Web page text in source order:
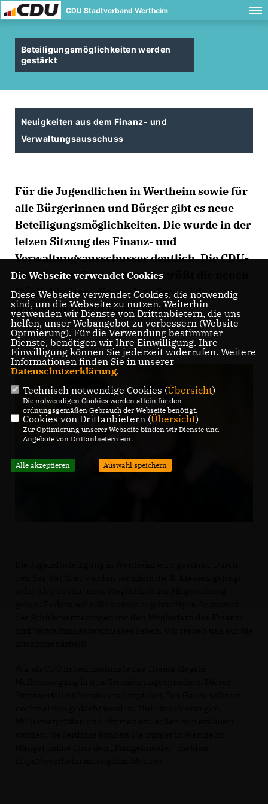
CDU Stadtverband Wertheim
Beteiligungsmöglichkeiten werden
gestärkt
Neuigkeiten aus dem Finanz- und
Verwaltungsausschuss
Für die Jugendlichen in Wertheim sowie für
alle Bürgerinnen und Bürger gibt es neue
Beteiligungsmöglichkeiten. Die wurde in der
letzen Sitzung des Finanz- und
Verwaltungsausschusses deutlich. Die CDU-
Fraktion im Gemeinderat begrüßt die neuen
Möglichkeiten, die auch aufgrund der
Digitalisierung möglich sind.
Die Webseite verwendet Cookies
Diese Webseite verwendet Cookies, die notwendig
sind, um die Webseite zu nutzen. Weiterhin
verwenden wir Dienste von Drittanbietern, die uns
helfen, unser Webangebot zu verbessern (Website-
Optmierung). Für die Verwendung bestimmter
Dienste, benötigen wir Ihre Einwilligung. Ihre
Einwilligung können Sie jederzeit widerrufen. Weitere
Informationen finden Sie in unserer
Datenschutzerklärung.
Technisch notwendige Cookies (Übersicht)
Die notwendigen Cookies werden allein für den
ordnungsgemäßen Gebrauch der Webseite benötigt.
Cookies von Drittanbietern (Übersicht)
Zur Optimierung unserer Webseite binden wir Dienste und
Angebote von Drittanbietern ein.
Alle akzeptieren Auswahl speichern